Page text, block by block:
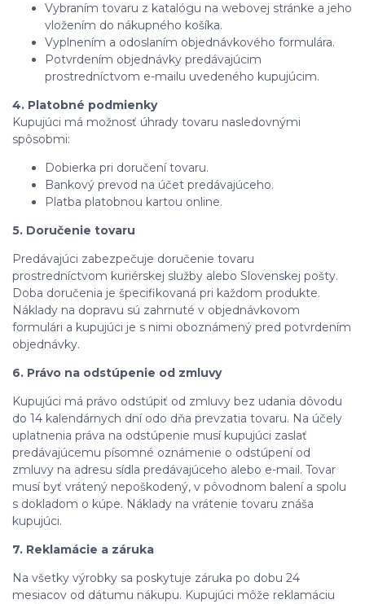
Vybraním tovaru z katalógu na webovej stránke a jeho
vložením do nákupného košíka.
Vyplnením a odoslaním objednávkového formulára.
Potvrdením objednávky predávajúcim
prostredníctvom e-mailu uvedeného kupujúcim.
4. Platobné podmienky
Kupujúci má možnosť úhrady tovaru nasledovnými
spôsobmi:
Dobierka pri doručení tovaru.
Bankový prevod na účet predávajúceho.
Platba platobnou kartou online.
5. Doručenie tovaru
Predávajúci zabezpečuje doručenie tovaru
prostredníctvom kuriérskej služby alebo Slovenskej pošty.
Doba doručenia je špecifikovaná pri každom produkte.
Náklady na dopravu sú zahrnuté v objednávkovom
formulári a kupujúci je s nimi oboznámený pred potvrdením
objednávky.
6. Právo na odstúpenie od zmluvy
Kupujúci má právo odstúpiť od zmluvy bez udania dôvodu
do 14 kalendárnych dní odo dňa prevzatia tovaru. Na účely
uplatnenia práva na odstúpenie musí kupujúci zaslať
predávajúcemu písomné oznámenie o odstúpení od
zmluvy na adresu sídla predávajúceho alebo e-mail. Tovar
musí byť vrátený nepoškodený, v pôvodnom balení a spolu
s dokladom o kúpe. Náklady na vrátenie tovaru znáša
kupujúci.
7. Reklamácie a záruka
Na všetky výrobky sa poskytuje záruka po dobu 24
mesiacov od dátumu nákupu. Kupujúci môže reklamáciu